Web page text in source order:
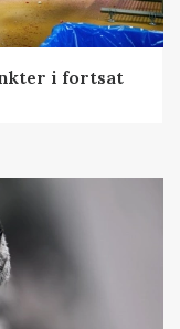
i fortsat